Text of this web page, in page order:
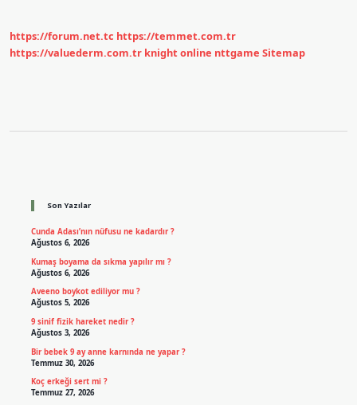
https://forum.net.tc https://temmet.com.tr
https://valuederm.com.tr knight online nttgame Sitemap
Son Yazılar
Cunda Adası’nın nüfusu ne kadardır ?
Ağustos 6, 2026
Kumaş boyama da sıkma yapılır mı ?
Ağustos 6, 2026
Aveeno boykot ediliyor mu ?
Ağustos 5, 2026
9 sinif fizik hareket nedir ?
Ağustos 3, 2026
Bir bebek 9 ay anne karnında ne yapar ?
Temmuz 30, 2026
Koç erkeği sert mi ?
Temmuz 27, 2026